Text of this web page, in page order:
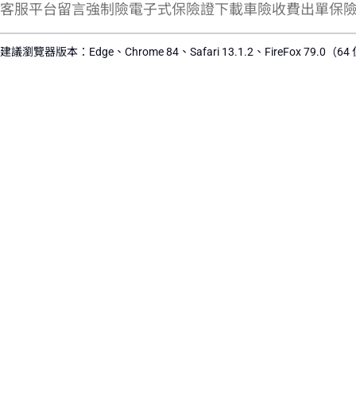
客服平台留言強制險電子式保險證下載車險收費出單保
建議瀏覽器版本：Edge、Chrome 84、Safari 13.1.2、FireFox 79.0（64